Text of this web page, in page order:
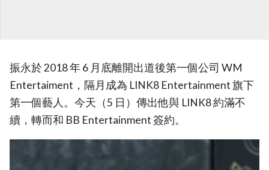
振永於 2018 年 6 月底離開出道後第一個公司 WM
Entertaiment，隔月成為 LINK8 Entertainment 旗下
第一個藝人。今天（5 日）傳出他與 LINK8 約滿不
續，轉而和 BB Entertainment 簽約。